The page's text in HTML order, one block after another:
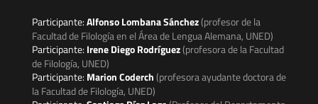
Participante:Alfonso Lombana Sánchez(profesor de la
Facultad de Filología en el Área de Lengua Alemana, UNED)
Participante: Irene Diego Rodríguez(profesora de la Facultad
de Filología, UNED)
Participante: Marion Coderch(profesora ayudante doctora de
la Facultad de Filología, UNED)